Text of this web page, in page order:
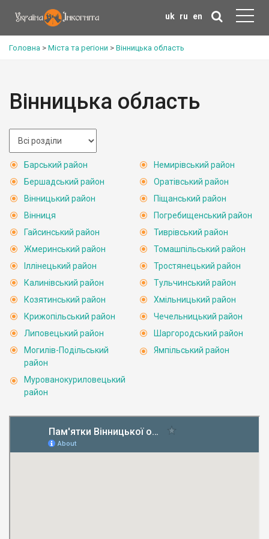
uk ru en
Головна > Міста та регіони > Вінницька область
Вінницька область
Барський район
Бершадський район
Вінницький район
Вінниця
Гайсинський район
Жмеринський район
Іллінецький район
Калинівський район
Козятинський район
Крижопільський район
Липовецький район
Могилів-Подільський
район
Мурованокуриловецький
район
Немирівський район
Оратівський район
Піщанський район
Погребищенський район
Тиврівський район
Томашпільський район
Тростянецький район
Тульчинський район
Хмільницький район
Чечельницький район
Шаргородський район
Ямпільський район